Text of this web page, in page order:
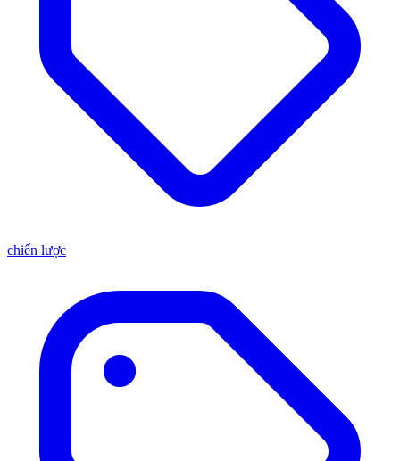
chiến lược